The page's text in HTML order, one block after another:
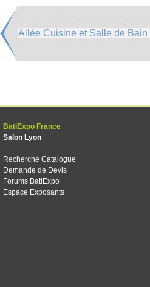
Allée Cuisine et Salle de Bain
BatiExpo France
Salon Lyon
Recherche Catalogue
Demande de Devis
Forums BatiExpo
Espace Exposants